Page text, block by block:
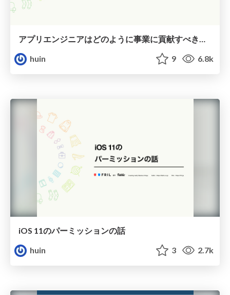
huin
9 6.8k
iOS 11のパーミッションの話
huin
3 2.7k